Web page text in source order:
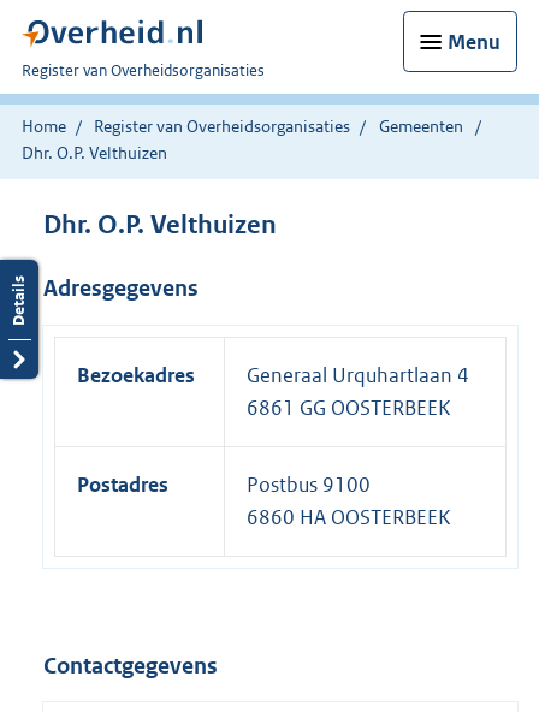
Menu
U
bent
nu
hier:
Register van Overheidsorganisaties
Home Register van Overheidsorganisaties
Gemeenten
Dhr. O.P. Velthuizen
Dhr. O.P. Velthuizen
Adresgegevens
Bezoekadres
Generaal Urquhartlaan 4
6861 GG OOSTERBEEK
Postadres
Postbus 9100
6860 HA OOSTERBEEK
Contactgegevens